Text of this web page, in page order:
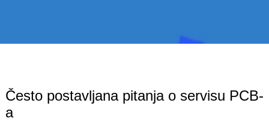
Često postavljana pitanja o servisu PCB-
a